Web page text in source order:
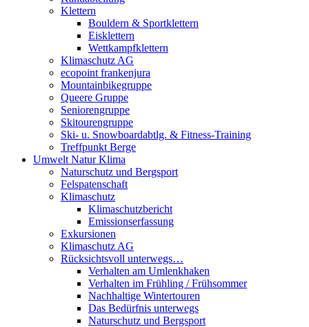
Klettern
Bouldern & Sportklettern
Eisklettern
Wettkampfklettern
Klimaschutz AG
ecopoint frankenjura
Mountainbikegruppe
Queere Gruppe
Seniorengruppe
Skitourengruppe
Ski- u. Snowboardabtlg. & Fitness-Training
Treffpunkt Berge
Umwelt Natur Klima
Naturschutz und Bergsport
Felspatenschaft
Klimaschutz
Klimaschutzbericht
Emissionserfassung
Exkursionen
Klimaschutz AG
Rücksichtsvoll unterwegs…
Verhalten am Umlenkhaken
Verhalten im Frühling / Frühsommer
Nachhaltige Wintertouren
Das Bedürfnis unterwegs
Naturschutz und Bergsport